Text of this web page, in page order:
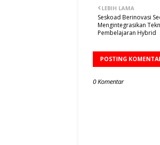
LEBIH LAMA
Seskoad Berinovasi
Mengintegrasikan
Pembelajaran Hybrid
POSTING
0 Komentar